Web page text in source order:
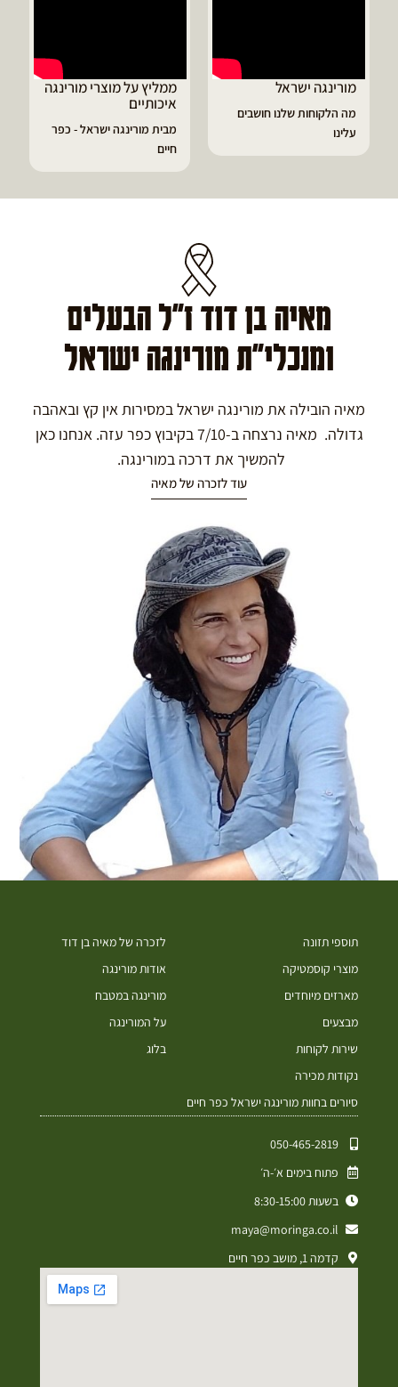
ממליץ על מוצרי מורינגה
דיוויד ממליץ על טבליות
מורינגה
הפסקתי לסבול מהתקפי
מאיה בן דוד ז"ל הבעלים
ומנכלי"ת מורינגה ישראל
מאיה הובילה את מורינגה ישראל במסירות אין קץ ובאהבה
גדולה. מאיה נרצחה ב-7/10 בקיבוץ כפר עזה. אנחנו כאן
להמשיך את דרכה במורינגה.
עוד לזכרה של מאיה
תוספי תזונה
מוצרי קוסמטיקה
מארזים מיוחדים
מבצעים
שירות לקוחות
נקודות מכירה
סיורים בחוות מורינגה ישראל כפר חיים
לזכרה של מאיה בן דוד
אודות מורינגה
מורינגה במטבח
על המורינגה
בלוג
050-465-2819⁩
פתוח בימים א׳-ה׳
בשעות 8:30-15:00
maya@moringa.co.il
קדמה 1, מושב כפר חיים